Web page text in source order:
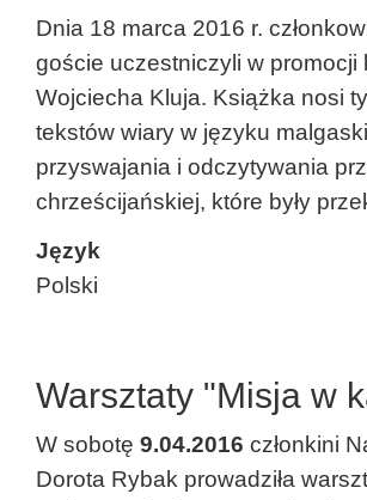
Dnia 18 marca 2016 r.
goście uczestniczyli w
Wojciecha Kluja. Książka nosi
tekstów wiary w języku
przyswajania i odczytywania
chrześcijańskiej, które były
Język
Polski
Warsztaty "Misja w
W sobotę 9.04.2016 członkini
Dorota Rybak prowadziła